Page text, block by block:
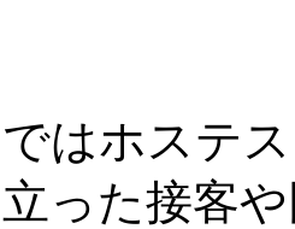
はホステ
った接客